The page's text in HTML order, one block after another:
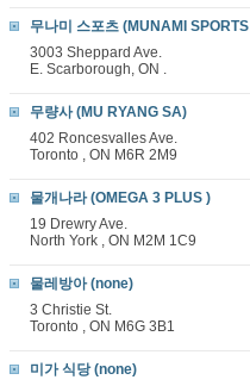
무나미 스포츠 (MUNAMI
3003 Sheppard Ave.
E. Scarborough, ON .
무량사 (MU RYANG SA)
402 Roncesvalles Ave.
Toronto , ON M6R 2M9
물개나라 (OMEGA 3 PLUS )
19 Drewry Ave.
North York , ON M2M 1C9
물레방아 (none)
3 Christie St.
Toronto , ON M6G 3B1
미가 식당 (none)